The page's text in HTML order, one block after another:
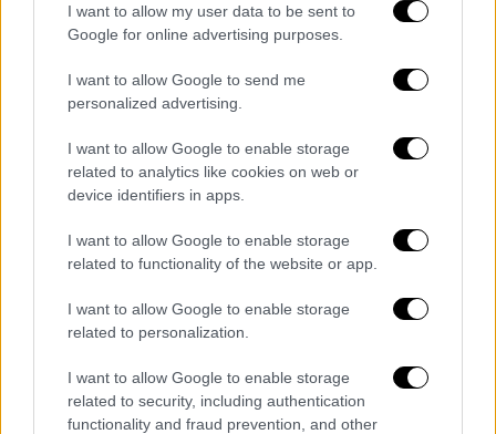
I want to allow my user data to be sent to
Google for online advertising purposes.
I want to allow Google to send me
personalized advertising.
I want to allow Google to enable storage
related to analytics like cookies on web or
device identifiers in apps.
I want to allow Google to enable storage
related to functionality of the website or app.
I want to allow Google to enable storage
related to personalization.
I want to allow Google to enable storage
related to security, including authentication
functionality and fraud prevention, and other
Lifestyle|06.11.2021 02:12
Ναταλία Γερμανού: Έχω υποστεί